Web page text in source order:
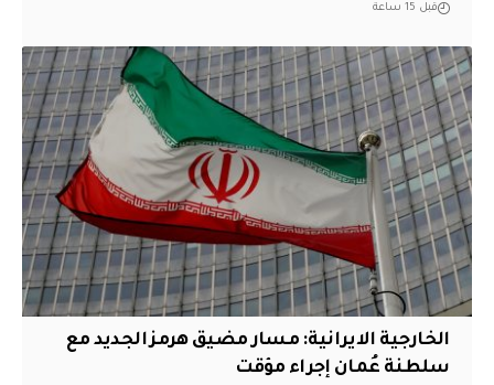
قبل 15 ساعة
الخارجية الايرانية: مسار مضيق هرمز الجديد مع
سلطنة عُمان إجراء مؤقت